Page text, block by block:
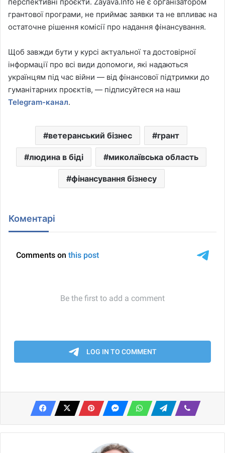
грантової програми, не приймає заявки та не впливає на
остаточне рішення комісії про надання фінансування.
Щоб завжди бути у курсі актуальної та достовірної
інформації про всі види допомоги, які надаються
українцям під час війни — від фінансової підтримки до
гуманітарних проєктів, — підписуйтеся на наш
Telegram-канал.
ветеранський бізнес грант
людина в біді миколаївська область
фінансування бізнесу
Коментарі